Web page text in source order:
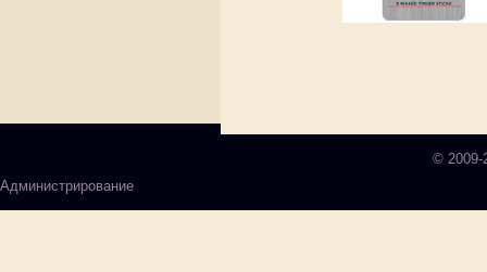
© 2009-
Администрирование